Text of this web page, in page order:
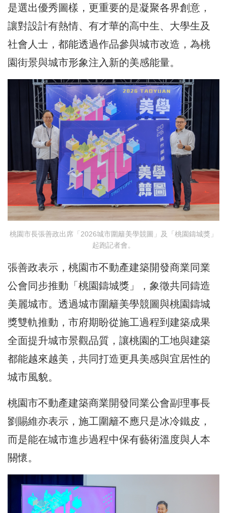
是選出優秀圖樣，更重要的是凝聚各界創意，
讓對設計有熱情、有才華的高中生、大學生及
社會人士，都能透過作品參與城市改造，為桃
園街景與城市形象注入新的美感能量。
桃園市長張善政出席「2026城市圍籬美學競圖」及「桃園鑄城獎」
起跑記者會。
張善政表示，桃園市不動產建築開發商業同業
公會同步推動「桃園鑄城獎」，象徵共同鑄造
美麗城市。透過城市圍籬美學競圖與桃園鑄城
獎雙軌推動，市府期盼從施工過程到建築成果
全面提升城市景觀品質，讓桃園的工地與建築
都能越來越美，共同打造更具美感與宜居性的
城市風貌。
桃園市不動產建築商業開發同業公會副理事長
劉賜維亦表示，施工圍籬不應只是冰冷鐵皮，
而是能在城市進步過程中保有藝術溫度與人本
關懷。